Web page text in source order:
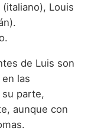
Louis
de Luis son
las
su parte,
aunque con